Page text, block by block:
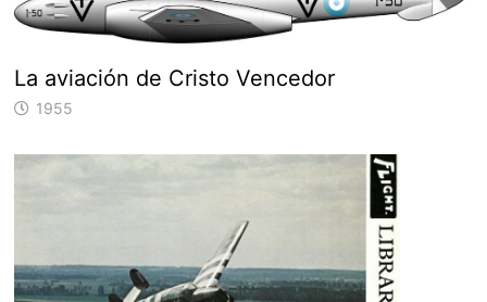
La aviación de Cristo Vencedor
1955